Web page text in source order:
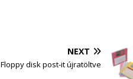
NEXT
Floppy disk post-it újratöltve